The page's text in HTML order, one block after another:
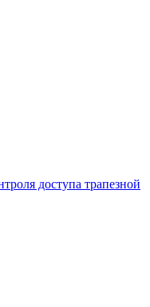
доступа трапезной